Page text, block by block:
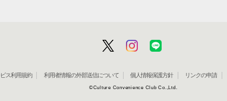
ビス利用規約 利用者情報の外部送信について 個人情報保護方針 リンクの申請
©Culture Convenience Club Co.,Ltd.